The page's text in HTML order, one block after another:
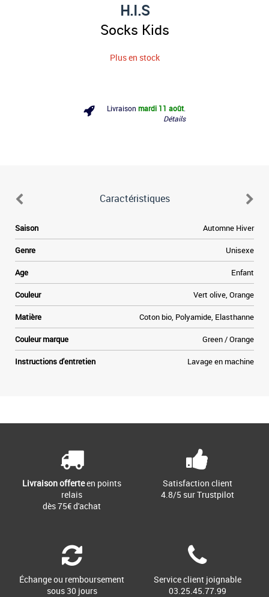
H.I.S
Socks Kids
Plus en stock
Livraison mardi 11 août
Détails
Caractéristiques
Saison Automne Hiver
Genre Unisexe
Age Enfant
Couleur Vert olive, Orange
Matière Coton bio, Polyamide, Elasthanne
Couleur marque Green / Orange
Instructions d'entretien Lavage en machine
Livraison offerteen points
relais
dès 75€ d'achat
Satisfaction client
4.8/5 sur Trustpilot
Échange ou remboursement
sous 30 jours
Service client joignable
03.25.45.77.99